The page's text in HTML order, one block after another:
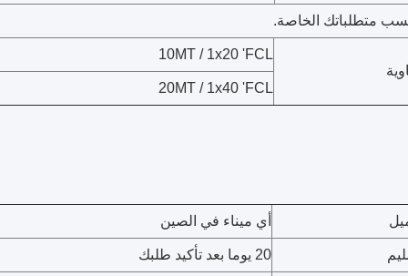
متطلباتك الخاصة.
10MT / 1x20 'FCL
20MT / 1x40 'FCL
أي ميناء في الصين
20 يوما بعد تأكيد طلبك